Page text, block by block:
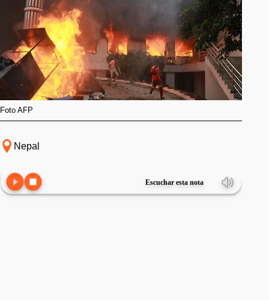
Foto AFP
Nepal
Escuchar esta nota